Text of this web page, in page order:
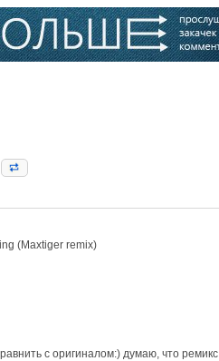
(Maxtiger remix)
с оригиналом:) думаю, что